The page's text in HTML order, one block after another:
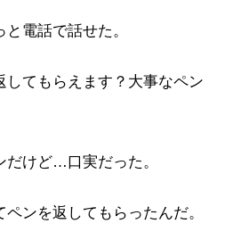
電話で話せた。
してもらえます？大事なペン
だけど…口実だった。
ンを返してもらったんだ。